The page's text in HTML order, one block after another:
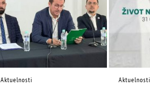
Aktuelnosti Aktuelnosti